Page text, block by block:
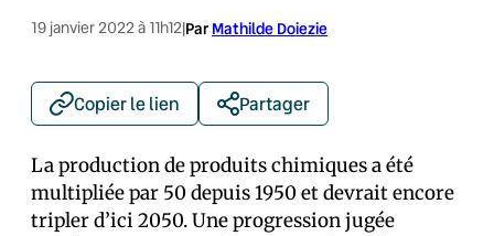
19 janvier 2022 à 11h12|Par Mathilde Doiezie
Copier le lien Partager
La production de produits chimiques a été
multipliée par 50 depuis 1950 et devrait encore
tripler d’ici 2050. Une progression jugée